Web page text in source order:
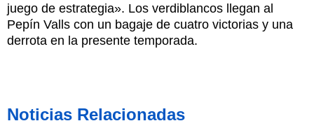
juego de estrategia». Los verdiblancos llegan al
Pepín Valls con un bagaje de cuatro victorias y una
derrota en la presente temporada.
Noticias Relacionadas